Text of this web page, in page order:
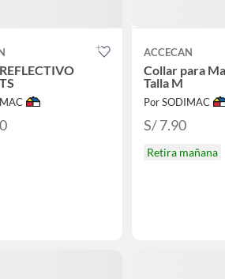
ACCECAN
Collar para
Talla M
Por SODIMAC
S/ 7.90
Retira mañana